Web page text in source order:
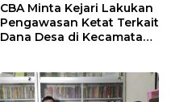
CBA Minta Kejari Lakukan
Pengawasan Ketat Terkait
Dana Desa di Kecamatan